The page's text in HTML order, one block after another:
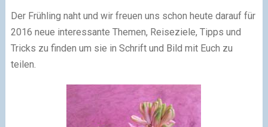
Der Frühling naht und wir freuen uns schon heute darauf für
2016 neue interessante Themen, Reiseziele, Tipps und
Tricks zu finden um sie in Schrift und Bild mit Euch zu
teilen.